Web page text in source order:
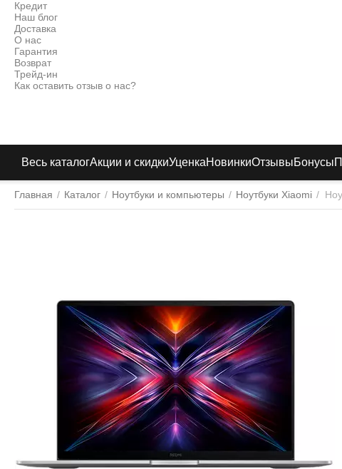
Кредит
Наш блог
Доставка
О нас
Гарантия
Возврат
Трейд-ин
Как оставить отзыв о нас?
Весь каталогАкции и скидкиУценкаНовинкиОтзывыБонусы
Главная / Каталог / Ноутбуки и компьютеры / Ноутбуки Xiaomi /